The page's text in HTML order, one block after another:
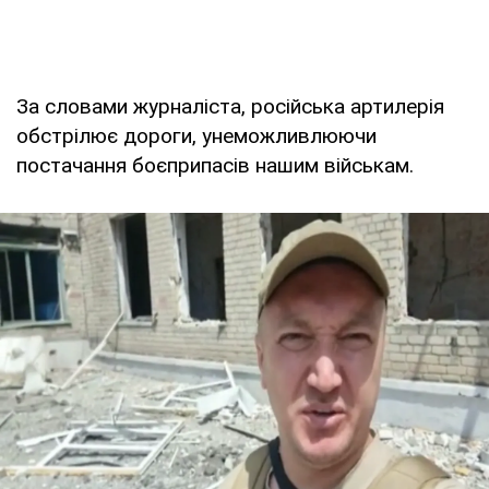
За словами журналіста, російська артилерія
обстрілює дороги, унеможливлюючи
постачання боєприпасів нашим військам.